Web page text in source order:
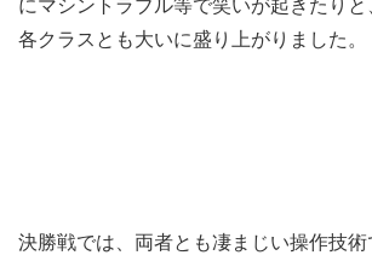
各クラスとも大いに盛り上がりました。
決勝戦では、両者とも凄まじい操作技